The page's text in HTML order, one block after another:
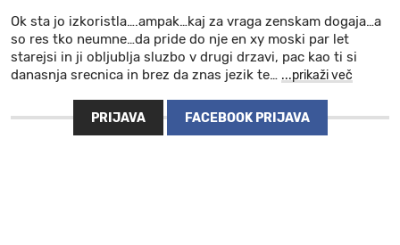
Ok sta jo izkoristla….ampak…kaj za vraga zenskam dogaja…a
so res tko neumne…da pride do nje en xy moski par let
starejsi in ji obljublja sluzbo v drugi drzavi, pac kao ti si
danasnja srecnica in brez da znas jezik te… ...prikaži več
PRIJAVA FACEBOOK PRIJAVA